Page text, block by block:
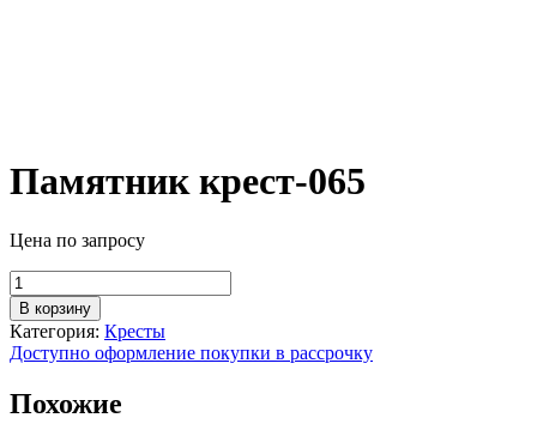
Памятник крест-065
Цена по запросу
Количество
товара
Памятник
крест-065
В корзину
Категория: Кресты
Доступно оформление покупки в рассрочку
Похожие